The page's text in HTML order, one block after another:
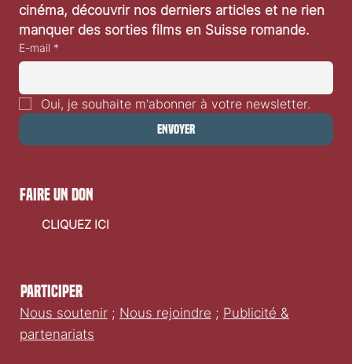
cinéma, découvrir nos derniers articles et ne rien
manquer des sorties films en Suisse romande.
E-mail *
Oui, je souhaite m'abonner à votre newsletter.
Envoyer
Participer
Nous soutenir ; Nous rejoindre ; Publicité &
partenariats
faire un don
CLIQUEZ ICI